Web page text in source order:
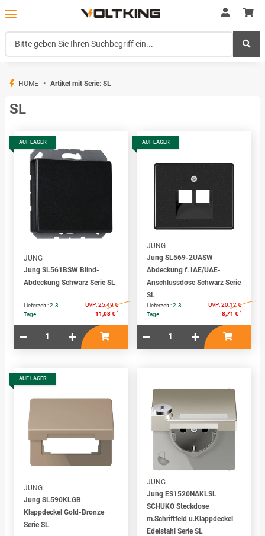
HOME Artikel mit Serie: SL
SL
AUF LAGER
JUNG
Jung SL561BSW Blind-
Abdeckung Schwarz Serie SL
Lieferzeit :2-3
Tage
UVP:25,49 €
11,03 € *
AUF LAGER
JUNG
Jung SL569-2UASW
Abdeckung f. IAE/UAE-
Anschlussdose Schwarz Serie
SL
Lieferzeit :2-3
Tage
UVP:20,12 €
8,71 € *
AUF LAGER
JUNG
Jung SL590KLGB
Klappdeckel Gold-Bronze
Serie SL
JUNG
Jung ES1520NAKLSL
SCHUKO Steckdose
m.Schriftfeld u.Klappdeckel
Edelstahl Serie SL